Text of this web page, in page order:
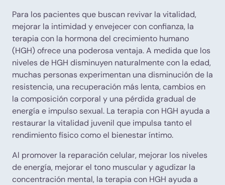
Para los pacientes que buscan revivar la vitalidad,
mejorar la intimidad y envejecer con confianza, la
terapia con la hormona del crecimiento humano
(HGH) ofrece una poderosa ventaja. A medida que los
niveles de HGH disminuyen naturalmente con la edad,
muchas personas experimentan una disminución de la
resistencia, una recuperación más lenta, cambios en
la composición corporal y una pérdida gradual de
energía e impulso sexual. La terapia con HGH ayuda a
restaurar la vitalidad juvenil que impulsa tanto el
rendimiento físico como el bienestar íntimo.
Al promover la reparación celular, mejorar los niveles
de energía, mejorar el tono muscular y agudizar la
concentración mental, la terapia con HGH ayuda a